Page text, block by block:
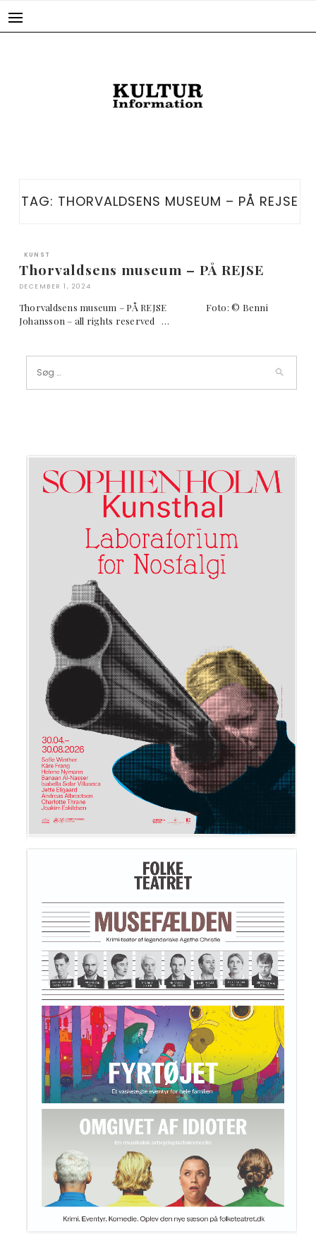
TAG: THORVALDSENS MUSEUM – PÅ REJSE
KUNST
Thorvaldsens museum – PÅ REJSE
DECEMBER 1, 2024
Thorvaldsens museum – PÅ REJSE Foto: © Benni
Johansson – all rights reserved …